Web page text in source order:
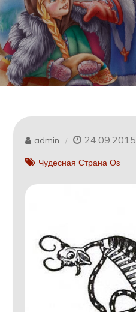
admin 24.09.2015
Чудесная Страна Оз